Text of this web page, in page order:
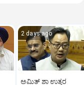
2 days ago
ಅಮಿತ್ ಶಾ ಉತ್ತರ